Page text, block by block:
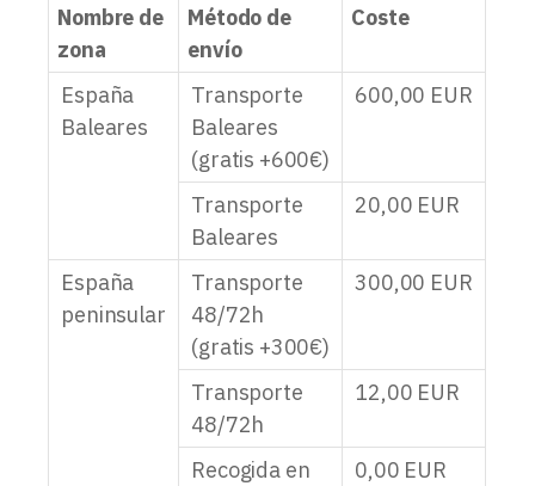
Nombre de
zona
Método de
envío
Coste
España
Baleares
Transporte
Baleares
(gratis +600€)
600,00 EUR
Transporte
Baleares
20,00 EUR
España
peninsular
Transporte
48/72h
(gratis +300€)
300,00 EUR
Transporte
48/72h
12,00 EUR
Recogida en
0,00 EUR